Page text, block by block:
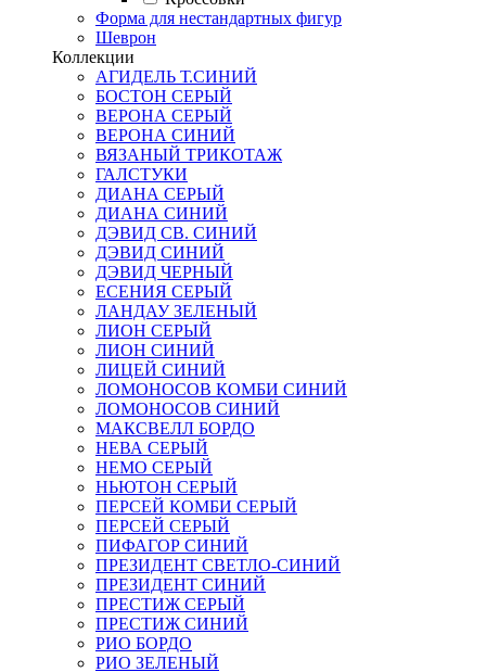
Форма для нестандартных фигур
Шеврон
Коллекции
АГИДЕЛЬ Т.СИНИЙ
БОСТОН СЕРЫЙ
ВЕРОНА СЕРЫЙ
ВЕРОНА СИНИЙ
ВЯЗАНЫЙ ТРИКОТАЖ
ГАЛСТУКИ
ДИАНА СЕРЫЙ
ДИАНА СИНИЙ
ДЭВИД СВ. СИНИЙ
ДЭВИД СИНИЙ
ДЭВИД ЧЕРНЫЙ
ЕСЕНИЯ СЕРЫЙ
ЛАНДАУ ЗЕЛЕНЫЙ
ЛИОН СЕРЫЙ
ЛИОН СИНИЙ
ЛИЦЕЙ СИНИЙ
ЛОМОНОСОВ КОМБИ СИНИЙ
ЛОМОНОСОВ СИНИЙ
МАКСВЕЛЛ БОРДО
НЕВА СЕРЫЙ
НЕМО СЕРЫЙ
НЬЮТОН СЕРЫЙ
ПЕРСЕЙ КОМБИ СЕРЫЙ
ПЕРСЕЙ СЕРЫЙ
ПИФАГОР СИНИЙ
ПРЕЗИДЕНТ СВЕТЛО-СИНИЙ
ПРЕЗИДЕНТ СИНИЙ
ПРЕСТИЖ СЕРЫЙ
ПРЕСТИЖ СИНИЙ
РИО БОРДО
РИО ЗЕЛЕНЫЙ